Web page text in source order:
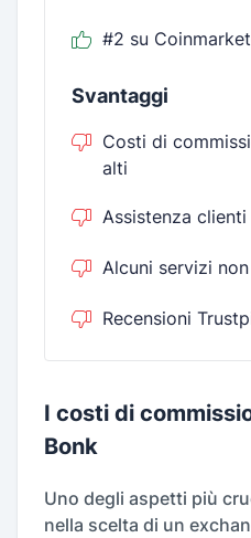
#2 su
Svantaggi
Costi di
alti
Assistenza
Alcuni servizi
Recensioni
I costi di
Bonk
Uno degli aspetti più
nella scelta di un